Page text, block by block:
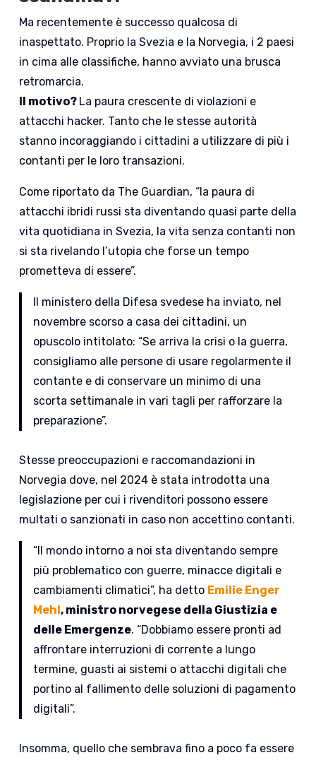
Ma recentemente è successo qualcosa di
inaspettato. Proprio la Svezia e la Norvegia, i 2 paesi
in cima alle classifiche, hanno avviato una brusca
retromarcia.
Il motivo? La paura crescente di violazioni e
attacchi hacker. Tanto che le stesse autorità
stanno incoraggiando i cittadini a utilizzare di più i
contanti per le loro transazioni.
Come riportato da The Guardian, “la paura di
attacchi ibridi russi sta diventando quasi parte della
vita quotidiana in Svezia, la vita senza contanti non
si sta rivelando l’utopia che forse un tempo
prometteva di essere”.
Il ministero della Difesa svedese ha inviato, nel
novembre scorso a casa dei cittadini, un
opuscolo intitolato: “Se arriva la crisi o la guerra,
consigliamo alle persone di usare regolarmente il
contante e di conservare un minimo di una
scorta settimanale in vari tagli per rafforzare la
preparazione”.
Stesse preoccupazioni e raccomandazioni in
Norvegia dove, nel 2024 è stata introdotta una
legislazione per cui i rivenditori possono essere
multati o sanzionati in caso non accettino contanti.
“Il mondo intorno a noi sta diventando sempre
più problematico con guerre, minacce digitali e
cambiamenti climatici”, ha detto Emilie Enger
Mehl, ministro norvegese della Giustizia e
delle Emergenze. “Dobbiamo essere pronti ad
affrontare interruzioni di corrente a lungo
termine, guasti ai sistemi o attacchi digitali che
portino al fallimento delle soluzioni di pagamento
digitali”.
Insomma, quello che sembrava fino a poco fa essere